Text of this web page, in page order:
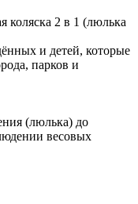
коляска 2 в 1 (люлька
и детей, которые
парков и
(люлька) до
весовых